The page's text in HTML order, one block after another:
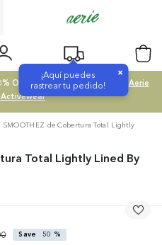
¡Aquí puedes
rastrear tu pedido!
×
OFF |Comprar SALE|Comprar Aerie
Activewear
SMOOTHEZ de Cobertura Total Lightly
Total Lightly Lined By
Save 50 %